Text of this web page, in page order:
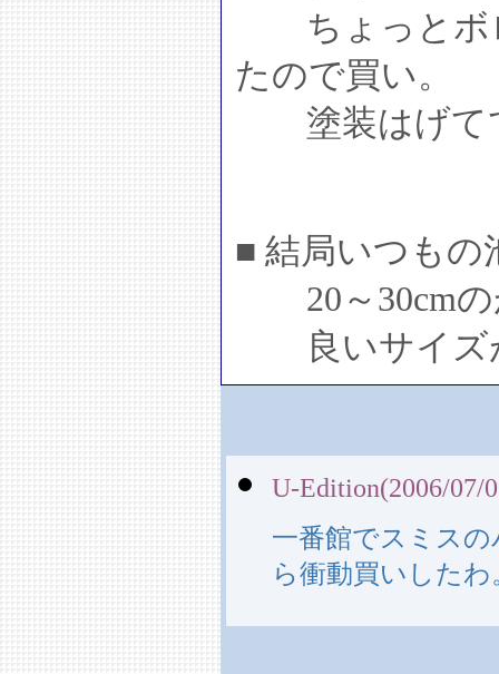
ちょっとボ
たので買い。
塗装はげて
■ 結局いつもの
20～30cmの
良いサイズ
U-Edition(2006/07/
一番館でスミス
ら衝動買いした